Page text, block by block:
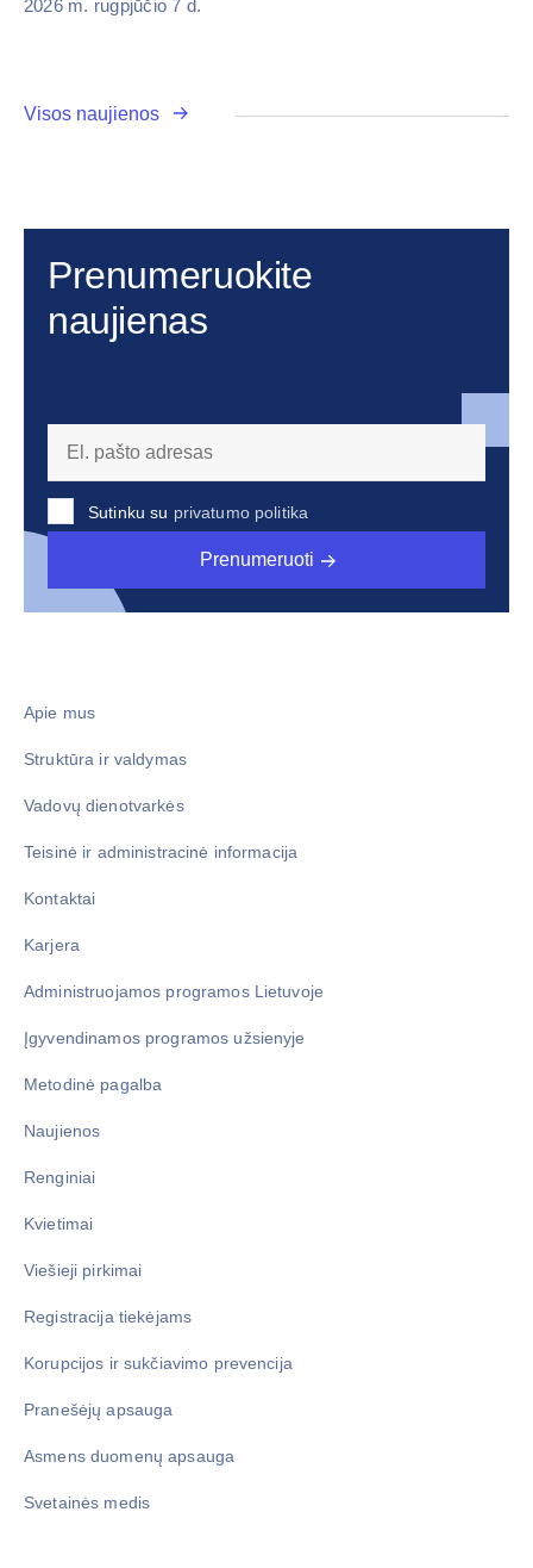
2026 m. rugpjūčio 7 d.
Visos naujienos
Prenumeruokite
naujienas
Sutinku su privatumo politika
Prenumeruoti
Apie mus
Struktūra ir valdymas
Vadovų dienotvarkės
Teisinė ir administracinė informacija
Kontaktai
Karjera
Administruojamos programos Lietuvoje
Įgyvendinamos programos užsienyje
Metodinė pagalba
Naujienos
Renginiai
Kvietimai
Viešieji pirkimai
Registracija tiekėjams
Korupcijos ir sukčiavimo prevencija
Pranešėjų apsauga
Asmens duomenų apsauga
Svetainės medis